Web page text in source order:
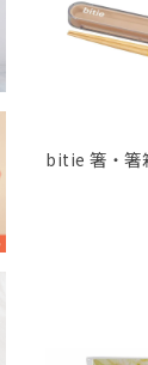
bitie 箸・箸